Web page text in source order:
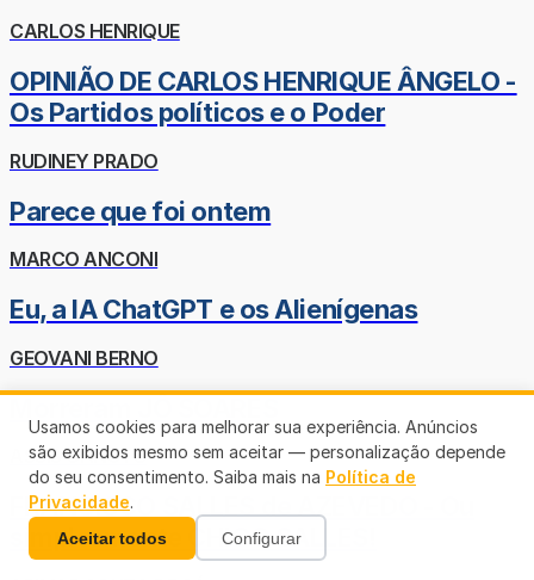
CARLOS HENRIQUE
OPINIÃO DE CARLOS HENRIQUE ÂNGELO -
Os Partidos políticos e o Poder
RUDINEY PRADO
Parece que foi ontem
MARCO ANCONI
Eu, a IA ChatGPT e os Alienígenas
GEOVANI BERNO
ASSIS CANUTO
FRANCISCO SALLES de AZEVEDO - Ou
simplesmente CHICO SALLES!
Usamos cookies para melhorar sua experiência. Anúncios
são exibidos mesmo sem aceitar — personalização depende
do seu consentimento. Saiba mais na Política de
Privacidade.
Aceitar todos Configurar